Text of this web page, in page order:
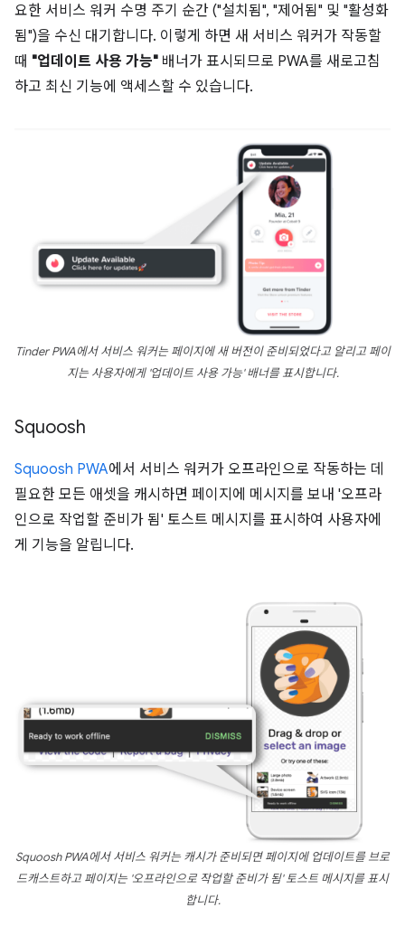
요한 서비스 워커 수명 주기 순간 ("설치됨", "제어됨" 및 "활성화
됨")을 수신 대기합니다. 이렇게 하면 새 서비스 워커가 작동할
때 "업데이트 사용 가능" 배너가 표시되므로 PWA를 새로고침
하고 최신 기능에 액세스할 수 있습니다.
Tinder PWA에서 서비스 워커는 페이지에 새 버전이 준비되었다고 알리고 페이
지는 사용자에게 '업데이트 사용 가능' 배너를 표시합니다.
Squoosh
Squoosh PWA에서 서비스 워커가 오프라인으로 작동하는 데
필요한 모든 애셋을 캐시하면 페이지에 메시지를 보내 '오프라
인으로 작업할 준비가 됨' 토스트 메시지를 표시하여 사용자에
게 기능을 알립니다.
Squoosh PWA에서 서비스 워커는 캐시가 준비되면 페이지에 업데이트를 브로
드캐스트하고 페이지는 '오프라인으로 작업할 준비가 됨' 토스트 메시지를 표시
합니다.